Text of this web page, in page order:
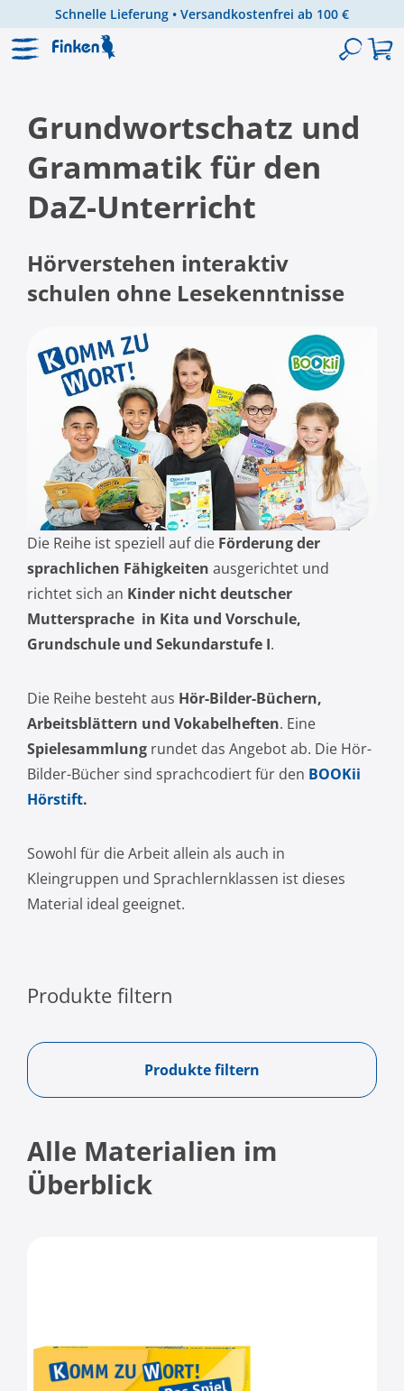
Zum Hauptinhalt springen
Schnelle Lieferung • Versandkostenfrei ab 100 €
Grundwortschatz und
Grammatik für den
DaZ-Unterricht
Hörverstehen interaktiv
schulen ohne Lesekenntnisse
Die Reihe ist speziell auf die Förderung der
sprachlichen Fähigkeiten ausgerichtet und
richtet sich an Kinder nicht deutscher
Muttersprache in Kita und Vorschule,
Grundschule und Sekundarstufe I.
Die Reihe besteht aus Hör-Bilder-Büchern,
Arbeitsblättern und Vokabelheften. Eine
Spielesammlung rundet das Angebot ab. Die Hör-
Bilder-Bücher sind sprachcodiert für den BOOKii
Hörstift.
Sowohl für die Arbeit allein als auch in
Kleingruppen und Sprachlernklassen ist dieses
Material ideal geeignet.
Produkte filtern
Produkte filtern
Alle Materialien im
Überblick